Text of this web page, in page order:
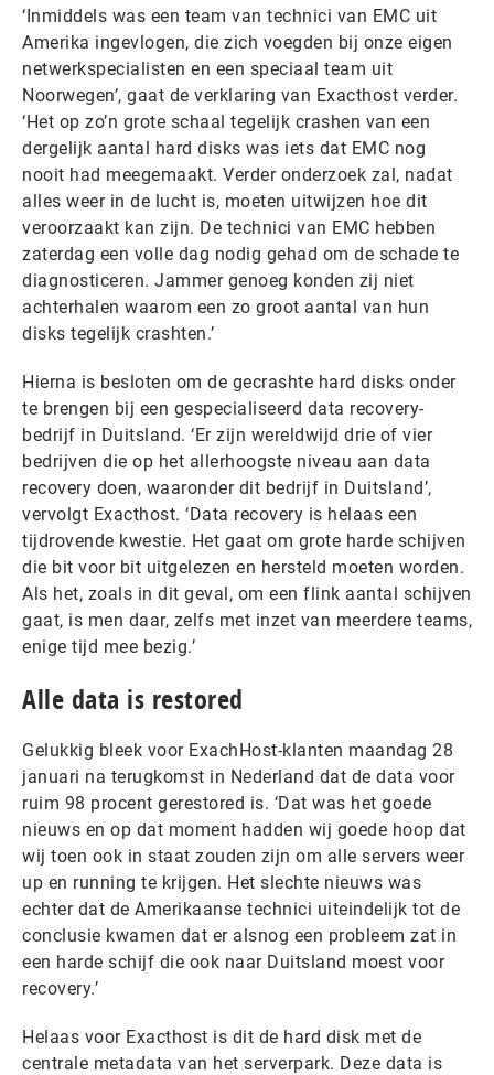
‘Inmiddels was een team van technici van EMC uit
Amerika ingevlogen, die zich voegden bij onze eigen
netwerkspecialisten en een speciaal team uit
Noorwegen’, gaat de verklaring van Exacthost verder.
‘Het op zo’n grote schaal tegelijk crashen van een
dergelijk aantal hard disks was iets dat EMC nog
nooit had meegemaakt. Verder onderzoek zal, nadat
alles weer in de lucht is, moeten uitwijzen hoe dit
veroorzaakt kan zijn. De technici van EMC hebben
zaterdag een volle dag nodig gehad om de schade te
diagnosticeren. Jammer genoeg konden zij niet
achterhalen waarom een zo groot aantal van hun
disks tegelijk crashten.’
Hierna is besloten om de gecrashte hard disks onder
te brengen bij een gespecialiseerd data recovery-
bedrijf in Duitsland. ‘Er zijn wereldwijd drie of vier
bedrijven die op het allerhoogste niveau aan data
recovery doen, waaronder dit bedrijf in Duitsland’,
vervolgt Exacthost. ‘Data recovery is helaas een
tijdrovende kwestie. Het gaat om grote harde schijven
die bit voor bit uitgelezen en hersteld moeten worden.
Als het, zoals in dit geval, om een flink aantal schijven
gaat, is men daar, zelfs met inzet van meerdere teams,
enige tijd mee bezig.’
Alle data is restored
Gelukkig bleek voor ExachHost-klanten maandag 28
januari na terugkomst in Nederland dat de data voor
ruim 98 procent gerestored is. ‘Dat was het goede
nieuws en op dat moment hadden wij goede hoop dat
wij toen ook in staat zouden zijn om alle servers weer
up en running te krijgen. Het slechte nieuws was
echter dat de Amerikaanse technici uiteindelijk tot de
conclusie kwamen dat er alsnog een probleem zat in
een harde schijf die ook naar Duitsland moest voor
recovery.’
Helaas voor Exacthost is dit de hard disk met de
centrale metadata van het serverpark. Deze data is